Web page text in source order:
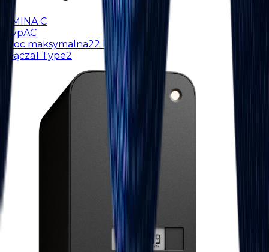
AMINA C
TypAC
Moc maksymalna22 kW
Złącza1 Type2